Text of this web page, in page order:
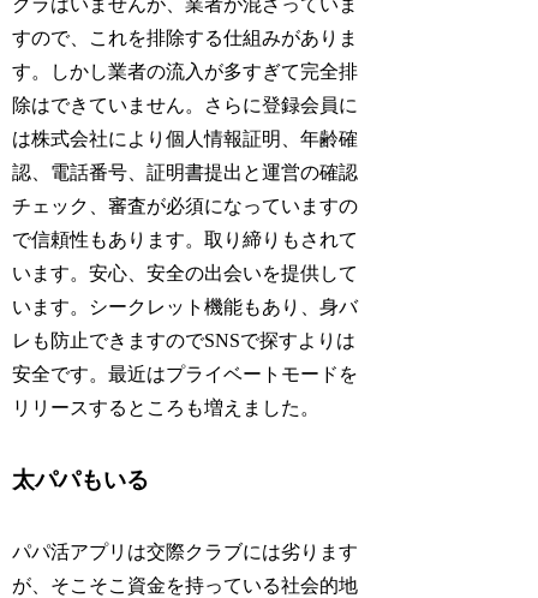
クラはいませんが、業者が混ざっていま
すので、これを排除する仕組みがありま
す。しかし業者の流入が多すぎて完全排
除はできていません。さらに登録会員に
は株式会社により個人情報証明、年齢確
認、電話番号、証明書提出と運営の確認
チェック、審査が必須になっていますの
で信頼性もあります。取り締りもされて
います。安心、安全の出会いを提供して
います。シークレット機能もあり、身バ
レも防止できますのでSNSで探すよりは
安全です。最近はプライベートモードを
リリースするところも増えました。
太パパもいる
パパ活アプリは交際クラブには劣ります
が、そこそこ資金を持っている社会的地